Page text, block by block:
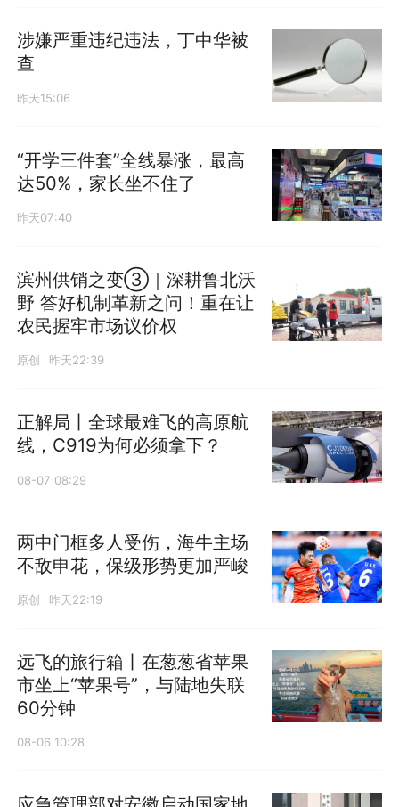
涉嫌严重违纪违法，丁中华被
查
昨天15:06
“开学三件套”全线暴涨，最高
达50%，家长坐不住了
昨天07:40
滨州供销之变③｜深耕鲁北沃
野 答好机制革新之问！重在让
农民握牢市场议价权
原创 昨天22:39
正解局丨全球最难飞的高原航
线，C919为何必须拿下？
08-07 08:29
两中门框多人受伤，海牛主场
不敌申花，保级形势更加严峻
原创 昨天22:19
远飞的旅行箱丨在葱葱省苹果
市坐上“苹果号”，与陆地失联
60分钟
08-06 10:28